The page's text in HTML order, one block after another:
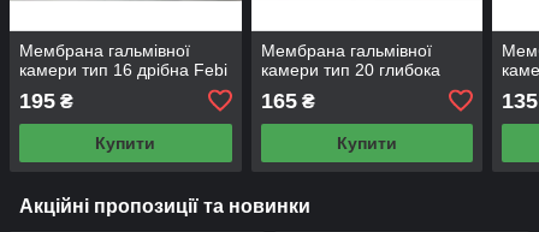
Мембрана гальмівної
камери тип 16 дрібна Febi
195 ₴
Купити
Мембрана гальмівної
камери тип 20 глибока
165₴
Купити
135
Акційні пропозиції та новинки